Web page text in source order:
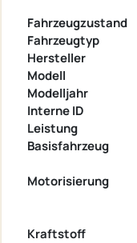
Fahrzeugzustand
Fahrzeugtyp
Hersteller
Modell
Modelljahr
Interne ID
Leistung
Basisfahrzeug
Motorisierung
Kraftstoff